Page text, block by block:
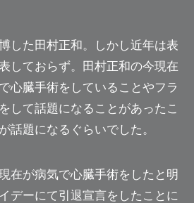
した 田村正和。しかし近年は表
しておらず。田村正和の今現在
心臓手術をしていることやフラ
して話題になることがあったこ
話題になるぐらいでした。
在が病気で心臓手術をしたと明
デーにて引退宣言をしたことに